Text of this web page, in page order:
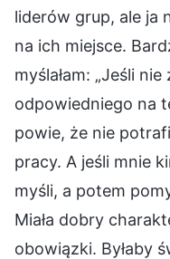
liderów grup, ale ja
na ich miejsce.
myślałam: „Jeśli
odpowiedniego na
powie, że nie
pracy. A jeśli mnie
myśli, a potem
Miała dobry
obowiązki. Byłaby